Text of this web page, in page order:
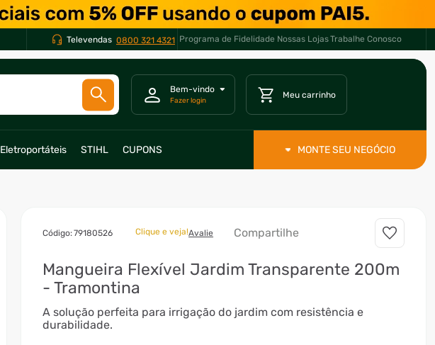
Televendas 0800 321 4321 Programa de Fidelidade Nossas LojasTrabalhe Conosco
Eletroportáteis STIHL CUPONS MONTE SEU NEGÓCIO
:79180526 Clique e veja!Avalie Compartilhe
Mangueira Flexível Jardim Transparente 200m
- Tramontina
A solução perfeita para irrigação do jardim com resistência e
durabilidade.